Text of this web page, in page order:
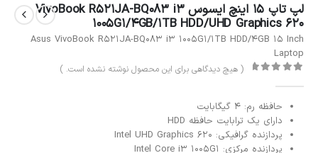
لپ تاپ 15 اینچ ایسوس VivoBook R521JA-BQ083 i3
1005G1/4GB/1TB HDD/UHD Graphics 620
Asus VivoBook R521JA-BQ083 i3 1005G1/1TB HDD/4GB 15 Inch
Laptop
( هیچ دیدگاهی برای این محصول نوشته نشده است. )
حافظه رم: 4 گیگابایت
دارای یک ترابایت حافظه HDD
پردازنده گرافیکی: Intel UHD Graphics 620
پردازنده مرکزی: Intel Core i3 1005G1